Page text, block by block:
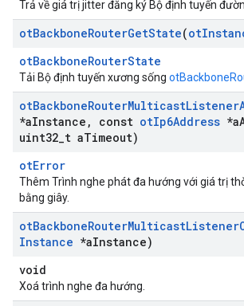
Trả về giá trị jitter đăng ký Bộ định tuyến
otBackboneRouterGetState(ot
otBackboneRouterState
Tải Bộ định tuyến xương sống
otBackboneRouterMulticastListener
*aInstance , const otIp6Address *a
uint32 t aTimeout)
otError
Thêm Trình nghe phát đa hướng với giá trị
bằng giây.
otBackboneRouterMulticastListener
Instance *aInstance)
void
Xoá trình nghe đa hướng.